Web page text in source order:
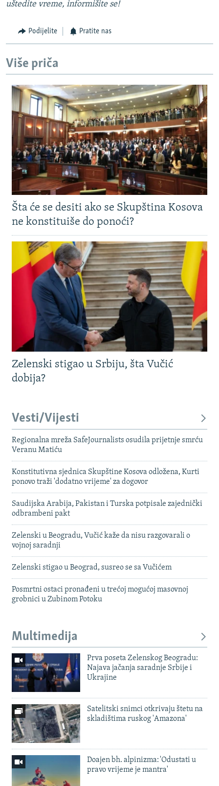
uštedite vreme, informišite se!
Podijelite Pratite nas
Više priča
Šta će se desiti ako se Skupština Kosova
ne konstituiše do ponoći?
Zelenski stigao u Srbiju, šta Vučić
dobija?
Vesti/Vijesti
Regionalna mreža SafeJournalists osudila prijetnje smrću
Veranu Matiću
Konstitutivna sjednica Skupštine Kosova odložena, Kurti
ponovo traži 'dodatno vrijeme' za dogovor
Saudijska Arabija, Pakistan i Turska potpisale zajednički
odbrambeni pakt
Zelenski u Beogradu, Vučić kaže da nisu razgovarali o
vojnoj saradnji
Zelenski stigao u Beograd, susreo se sa Vučićem
Posmrtni ostaci pronađeni u trećoj mogućoj masovnoj
grobnici u Zubinom Potoku
Multimedija
Prva poseta Zelenskog Beogradu:
Najava jačanja saradnje Srbije i
Ukrajine
Satelitski snimci otkrivaju štetu na
skladištima ruskog 'Amazona'
Doajen bh. alpinizma: 'Odustati u
pravo vrijeme je mantra'